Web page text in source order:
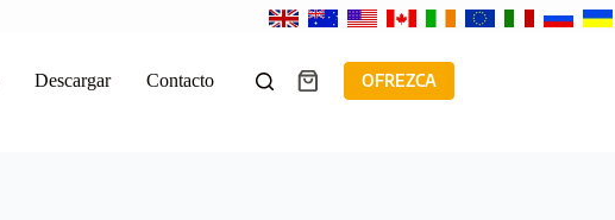
Descargar Contacto
Carro
OFREZCA